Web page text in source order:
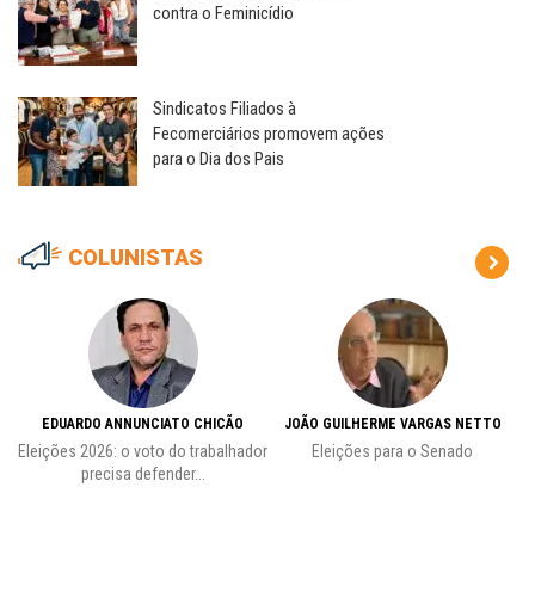
contra o Feminicídio
Sindicatos Filiados à
Fecomerciários promovem ações
para o Dia dos Pais
COLUNISTAS
EDUARDO ANNUNCIATO CHICÃO
Eleições 2026: o voto do trabalhador
precisa defender...
JOÃO GUILHERME VARGAS NETTO
Eleições para o Senado